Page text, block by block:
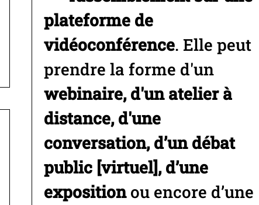
plateforme de
vidéoconférence. Elle peut
prendre la forme d'un
webinaire, d'un atelier à
distance, d'une
conversation, d’un débat
public [virtuel], d’une
expositionou encore d’une